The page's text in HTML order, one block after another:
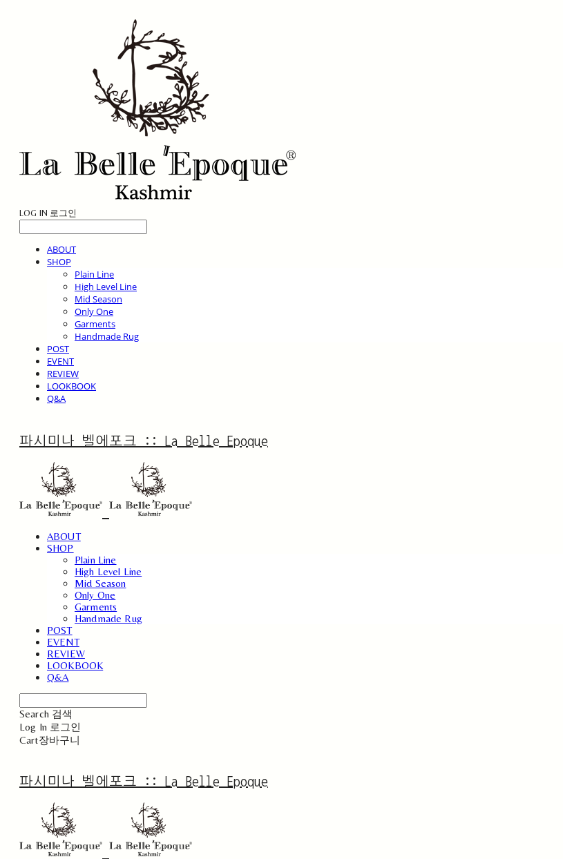
LOG IN 로그인
ABOUT
SHOP
Plain Line
High Level Line
Mid Season
Only One
Garments
Handmade Rug
POST
EVENT
REVIEW
LOOKBOOK
Q&A
파시미나 벨에포크 :: La Belle Epoque
ABOUT
SHOP
Plain Line
High Level Line
Mid Season
Only One
Garments
Handmade Rug
POST
EVENT
REVIEW
LOOKBOOK
Q&A
Search 검색
Log In 로그인
Cart장바구니
파시미나 벨에포크 :: La Belle Epoque